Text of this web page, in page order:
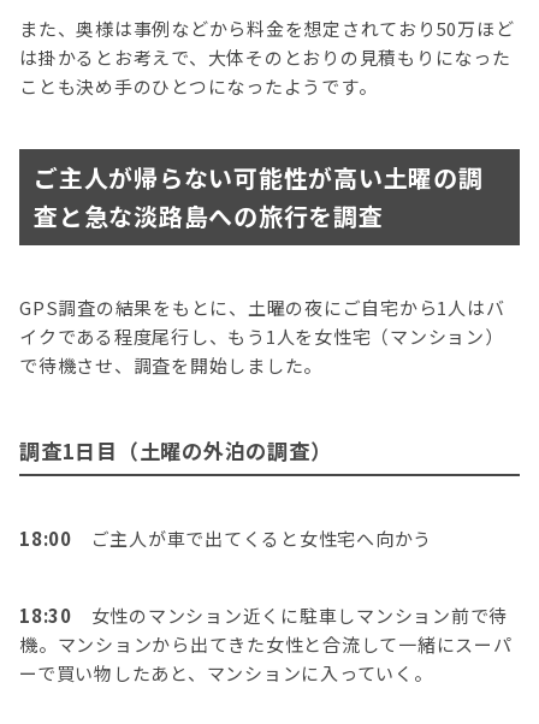
また、奥様は事例などから料金を想定されており50万ほど
は掛かるとお考えで、大体そのとおりの見積もりになった
ことも決め手のひとつになったようです。
ご主人が帰らない可能性が高い土曜の調
査と急な淡路島への旅行を調査
GPS調査の結果をもとに、土曜の夜にご自宅から1人はバ
イクである程度尾行し、もう1人を女性宅（マンション）
で待機させ、調査を開始しました。
調査1日目（土曜の外泊の調査）
18:00 ご主人が車で出てくると女性宅へ向かう
18:30 女性のマンション近くに駐車しマンション前で待
機。マンションから出てきた女性と合流して一緒にスーパ
ーで買い物したあと、マンションに入っていく。